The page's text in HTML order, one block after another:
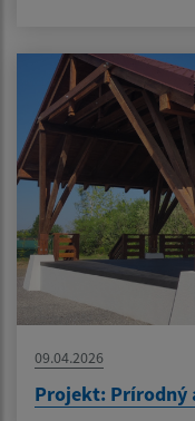
09.04.2026
Projekt: Prírodný